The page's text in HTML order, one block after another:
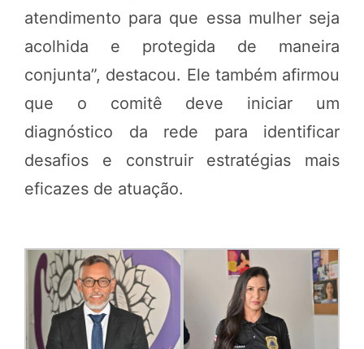
atendimento para que essa mulher seja
acolhida e protegida de maneira
conjunta”, destacou. Ele também afirmou
que o comitê deve iniciar um
diagnóstico da rede para identificar
desafios e construir estratégias mais
eficazes de atuação.